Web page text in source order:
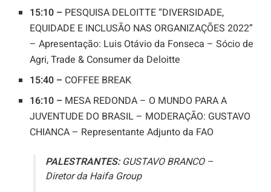
15:10 – PESQUISA DELOITTE “DIVERSIDADE,
EQUIDADE E INCLUSÃO NAS ORGANIZAÇÕES 2022”
– Apresentação: Luis Otávio da Fonseca – Sócio de
Agri, Trade & Consumer da Deloitte
15:40 – COFFEE BREAK
16:10 – MESA REDONDA – O MUNDO PARA A
JUVENTUDE DO BRASIL – MODERAÇÃO: GUSTAVO
CHIANCA – Representante Adjunto da FAO
PALESTRANTES:GUSTAVO BRANCO –
Diretor da Haifa Group